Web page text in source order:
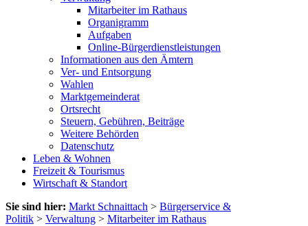
Mitarbeiter im Rathaus
Organigramm
Aufgaben
Online-Bürgerdienstleistungen
Informationen aus den Ämtern
Ver- und Entsorgung
Wahlen
Marktgemeinderat
Ortsrecht
Steuern, Gebühren, Beiträge
Weitere Behörden
Datenschutz
Leben & Wohnen
Freizeit & Tourismus
Wirtschaft & Standort
Sie sind hier: Markt Schnaittach > Bürgerservice &
Politik > Verwaltung > Mitarbeiter im Rathaus